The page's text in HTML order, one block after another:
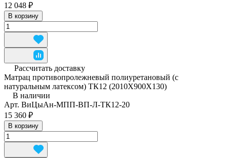
12 048 ₽
В корзину
Рассчитать доставку
Матрац противопролежневый полиуретановый (с
натуральным латексом) ТК12 (2010Х900Х130)
В наличии
Арт. ВиЦыАн-МПП-ВП-Л-ТК12-20
15 360 ₽
В корзину